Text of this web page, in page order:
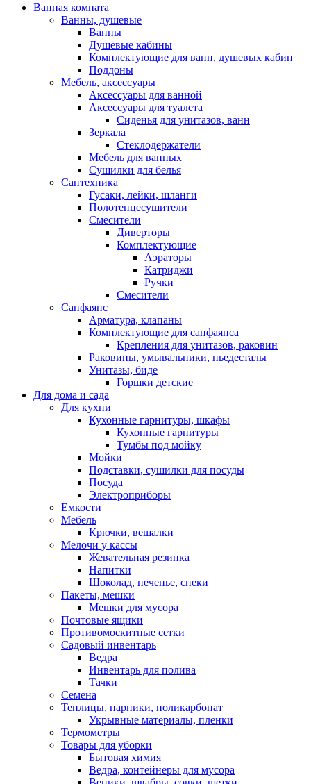
Ванная комната
Ванны, душевые
Ванны
Душевые кабины
Комплектующие для ванн, душевых кабин
Поддоны
Мебель, аксессуары
Аксессуары для ванной
Аксессуары для туалета
Сиденья для унитазов, ванн
Зеркала
Стеклодержатели
Мебель для ванных
Сушилки для белья
Сантехника
Гусаки, лейки, шланги
Полотенцесушители
Смесители
Диверторы
Комплектующие
Аэраторы
Катриджи
Ручки
Смесители
Санфаянс
Арматура, клапаны
Комплектующие для санфаянса
Крепления для унитазов, раковин
Раковины, умывальники, пьедесталы
Унитазы, биде
Горшки детские
Для дома и сада
Для кухни
Кухонные гарнитуры, шкафы
Кухонные гарнитуры
Тумбы под мойку
Мойки
Подставки, сушилки для посуды
Посуда
Электроприборы
Емкости
Мебель
Крючки, вешалки
Мелочи у кассы
Жевательная резинка
Напитки
Шоколад, печенье, снеки
Пакеты, мешки
Мешки для мусора
Почтовые ящики
Противомоскитные сетки
Садовый инвентарь
Ведра
Инвентарь для полива
Тачки
Семена
Теплицы, парники, поликарбонат
Укрывные материалы, пленки
Термометры
Товары для уборки
Бытовая химия
Ведра, контейнеры для мусора